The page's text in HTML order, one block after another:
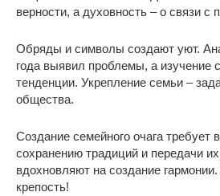
верности, а духовность – о связи с
Обряды и символы создают уют.
года выявил проблемы, а изучение
тенденции. Укрепление семьи –
общества.
Создание семейного очага требует
сохранению традиций и передачи
вдохновляют на создание
крепость!